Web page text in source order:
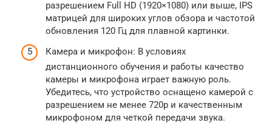
разрешением Full HD (1920×1080) или выше, IPS
матрицей для широких углов обзора и частотой
обновления 120 Гц для плавной картинки.
Камера и микрофон: В условиях
дистанционного обучения и работы качество
камеры и микрофона играет важную роль.
Убедитесь, что устройство оснащено камерой с
разрешением не менее 720p и качественным
микрофоном для четкой передачи звука.